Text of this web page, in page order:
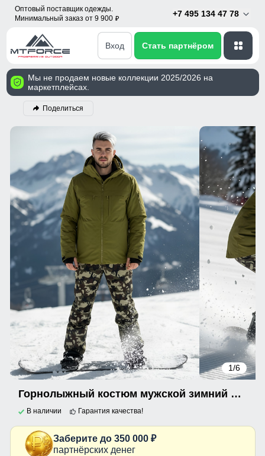
Оптовый поставщик одежды.
Минимальный заказ от 9 900 p
+7 495 134 47 78
Вход Стать партнёром
Мы не продаем новые коллекции 2025/2026 на
маркетплейсах.
Поделиться
1/6
Горнолыжный костюм мужской зимний цвета хаки 02412Kh
В наличии Гарантия качества!
Заберите до 350 000 ₽
партнёрских денег